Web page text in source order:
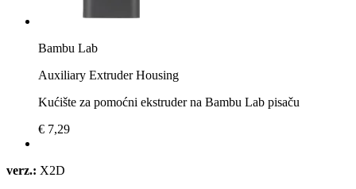
Bambu Lab
Auxiliary Extruder Housing
Kućište za pomoćni ekstruder na Bambu Lab pisaču
€ 7,29
verz.: X2D